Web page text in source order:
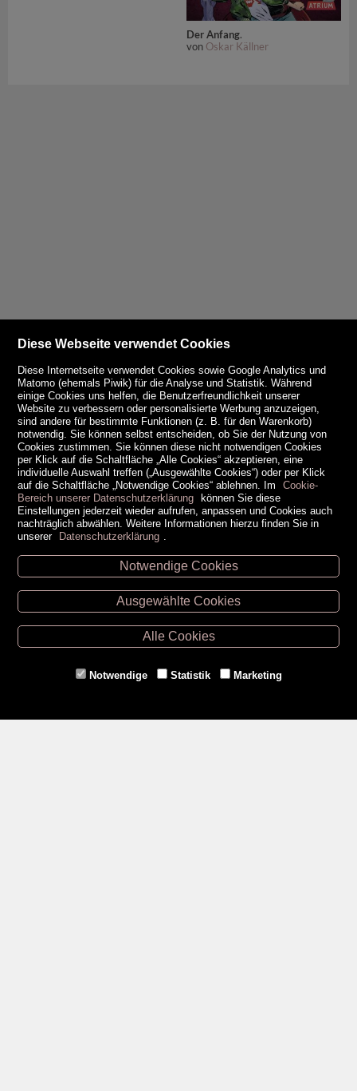
Der Anfang.
von Oskar Källner
Unsere Öffnungszeiten
Retz -02942/20433
Hollabrunn -02952/30057
Eggenburg -02984/3836
Gmünd -
Diese Webseite verwendet Cookies
Diese Internetseite verwendet Cookies sowie Google Analytics und
Matomo (ehemals Piwik) für die Analyse und Statistik. Während
einige Cookies uns helfen, die Benutzerfreundlichkeit unserer
Website zu verbessern oder personalisierte Werbung anzuzeigen,
sind andere für bestimmte Funktionen (z. B. für den Warenkorb)
notwendig. Sie können selbst entscheiden, ob Sie der Nutzung von
Cookies zustimmen. Sie können diese nicht notwendigen Cookies
per Klick auf die Schaltfläche „Alle Cookies“ akzeptieren, eine
individuelle Auswahl treffen („Ausgewählte Cookies“) oder per Klick
auf die Schaltfläche „Notwendige Cookies“ ablehnen. Im
Cookie-
Bereich unserer Datenschutzerklärung können Sie diese
Einstellungen jederzeit wieder aufrufen, anpassen und Cookies auch
nachträglich abwählen. Weitere Informationen hierzu finden Sie in
unserer Datenschutzerklärung
Notwendige Cookies
Ausgewählte Cookies
Alle Cookies
Notwendige Statistik Marketing